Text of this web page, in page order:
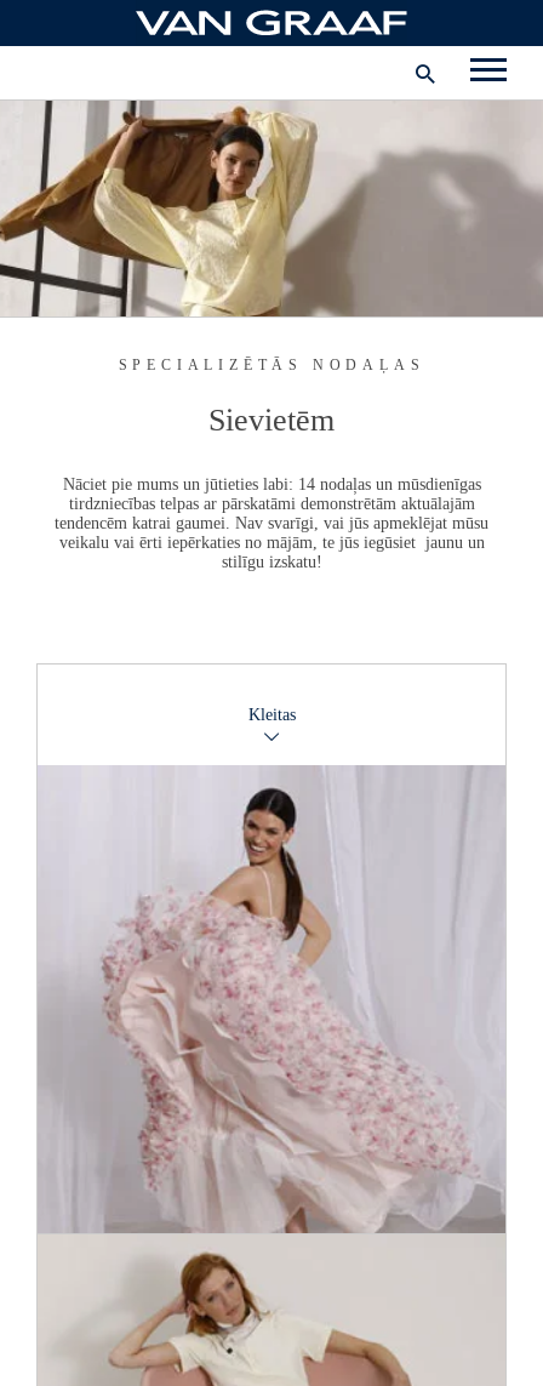
saturuKorporatīvā informācija
Uzņēmums
Latvija - latviešu
SPECIALIZĒTĀS NODAĻAS
Sievietēm
Nāciet pie mums un jūtieties labi: 14 nodaļas un mūsdienīgas
tirdzniecības telpas ar pārskatāmi demonstrētām aktuālajām
tendencēm katrai gaumei. Nav svarīgi, vai jūs apmeklējat mūsu
veikalu vai ērti iepērkaties no mājām, te jūs iegūsiet jaunu un
stilīgu izskatu!
Kleitas
Kleita ir lielisks garderobes elements, kas akcentē jūsu
individuālo stilu. Meklējat svētku tērpu klasiski melnā vai
satriecoši sarkanā krāsā? Vai tomēr lietišķu zīmuļkleitu
birojam? Mūsu speciālisti ieteiks pareizo apģērba stilu.